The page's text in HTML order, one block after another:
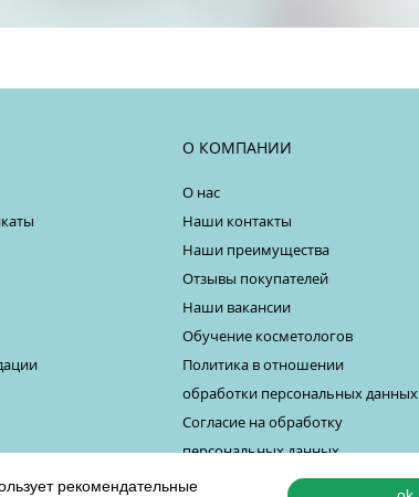
О КОМПАНИИ
О нас
Наши контакты
Наши преимущества
Отзывы покупателей
Наши вакансии
Обучение косметологов
Политика в отношении
обработки персональных данных
Согласие на обработку
персональных данных
рекомендательные